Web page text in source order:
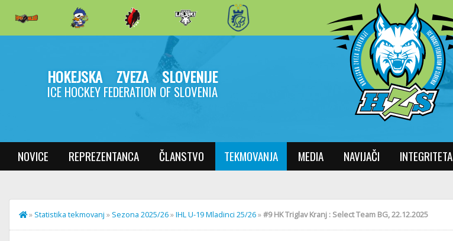
HOKEJSKA ZVEZA SLOVENIJE
ICE HOCKEY FEDERATION OF SLOVENIA
NOVICE REPREZENTANCA ČLANSTVO TEKMOVANJA MEDIA NAVIJAČI INTEGRITETA
» Statistika tekmovanj » Sezona 2025/26»IHL U-19 Mladinci 25/26»#9 HK Triglav Kranj : Select Team BG, 22.12.2025